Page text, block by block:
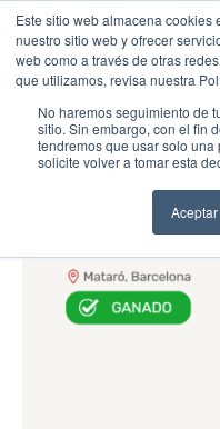
Este sitio web almacena cookies
nuestro sitio web y ofrecer
web como a través de otras
que utilizamos, revisa nuestra
No haremos seguimiento de
sitio. Sin embargo, con el fin
tendremos que usar solo
solicite volver a tomar esta
Aceptar